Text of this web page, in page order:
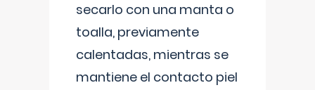
secarlo con una manta o
toalla, previamente
calentadas, mientras se
mantiene el contacto piel